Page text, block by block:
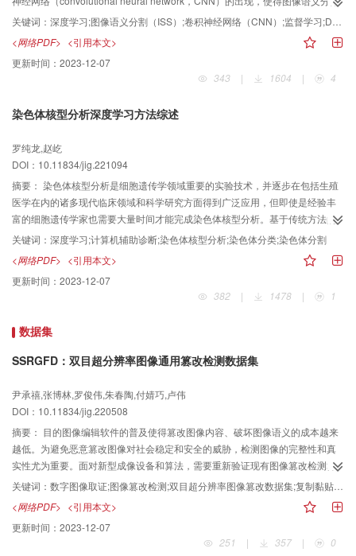
over-union per class，mIoU）（57.3%）和类平均精度（mean accuracy per
900）数据集上，GMNet仍然取得了最优的mIoU（84.12%）值，而EGFNet取
得了最优的mAcc（94.02%）值。对于RGB-D图像语义分割，在NYUD
v2（New York University depth dataset v2）数据集上，GLPNet（global-local
性能。而在SUN-RGBD（scene understanding-RGB-D）数据集上，Zig-Zag
出了多模态图像语义分割领域未来可能的发展方向。
取得了长足的进步。首先，本文介绍了语义分割概念、相关背景和语义分割基
本处理流程。然后，总结开源的2D、2.5D、3D数据集和其相适应的分割方法，
详细描述了不同网络的分割特点、优缺点及分割精确度，得出监督学习是有效
的训练方式。同时，介绍了权威的算法性能评价指标，根据不同方法的侧重
点，对各个分割方法的相关实验进行了对比分析，指出了目前实验方面整体存
能，应用价值较高。在此基础上，本文针对国内外的研究现状，提出了当前面
进行图像语义分割相关研究提供参考。
关键词： 深度学习;图像语义分割（ISS）;卷积神经网络（CNN）;监督学习;DeepLab-V3+网络
<网络PDF> <引用本文>
更新时间： 2023-12-07
343
| 1604 | 4
染色体核型分析深度学习方法综述
罗纯龙,赵屹
DOI：10.11834/jig.221094
摘要： 染色体核型分析是细胞遗传学领域重要的实验技术，并逐步在包括生殖
医学在内的诸多现代临床领域和科学研究方面得到广泛应用，但即使是经验丰
富的细胞遗传学家也需要大量时间才能完成染色体核型分析。基于传统方法的
染色体核型自动化分析方法精度较低，仍需要细胞遗传学家花费大量时间、精
力校正。目前基于深度学习的染色体核型自动分析方法成果较多，但缺乏对该
领域现状的总结、对未来发展的展望等。因此，本文对基于深度学习的染色体
核型自动分析方法进行综述，归纳总结了现有的研究分析任务，挑选了具有代
表性的方法并梳理解决方案，展望了未来发展方向。通过整理发现，基于深度
先，已有的中文综述性工作仅集中于某一子领域或者调研不够全面和深入。其
次，染色体核型分析任务与临床紧密结合，受各种因素制约，任务类型繁多，
解决方案复杂，难以窥斑见豹。最后，现有方法主要集中于染色体分类和染色
清问题，吸引更多研究人员关注。综上所述，基于深度学习的染色体核型自动
分析方法仍有较大发展空间。
关键词： 深度学习;计算机辅助诊断;染色体核型分析;染色体分类;染色体分割
<网络PDF> <引用本文>
更新时间： 2023-12-07
382
| 1478 | 1
数据集
SSRGFD：双目超分辨率图像通用篡改检测数据集
尹承禧,张博林,罗俊伟,朱春陶,付婧巧,卢伟
DOI：10.11834/jig.220508
摘要： 目的图像编辑软件的普及使得篡改图像内容、破坏图像语义的成本越来
越低。为避免恶意篡改图像对社会稳定和安全的威胁，检测图像的完整性和真
实性尤为重要。面对新型成像设备和算法，需要重新验证现有图像篡改检测算
法的有效性并针对双目超分辨率图像的安全性展开进一步研究。但由于双目超
分辨率图像篡改数据集的缺乏，难以满足研究的需要。为此，构建了一个双目
超分辨率图像通用篡改检测数据集SSRGFD（stereo super-resolution forensic
general dataset）。方法数据集构建考虑复制黏贴、拼接和图像修复3种常见的
篡改类型。为使数据集图像更贴合真实篡改场景，本文从篡改图像内容和隐藏
关键词： 数字图像取证;图像篡改检测;双目超分辨率图像篡改数据集;复制黏贴篡改;拼接篡改;图像修复篡改;图像视觉质量评价
<网络PDF> <引用本文>
更新时间： 2023-12-07
251
| 357 | 0